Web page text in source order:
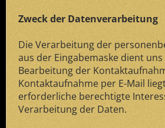
Zweck der Datenverarbeitung
Die Verarbeitung der
aus der Eingabemaske dient
Bearbeitung der
Kontaktaufnahme per E-Mail
erforderliche berechtigte
Verarbeitung der Daten.